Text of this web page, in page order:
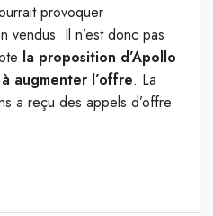
provoquer
vendus. Il n’est donc pas
la proposition d’Apollo
augmenter l’offre. La
a reçu des appels d’offre